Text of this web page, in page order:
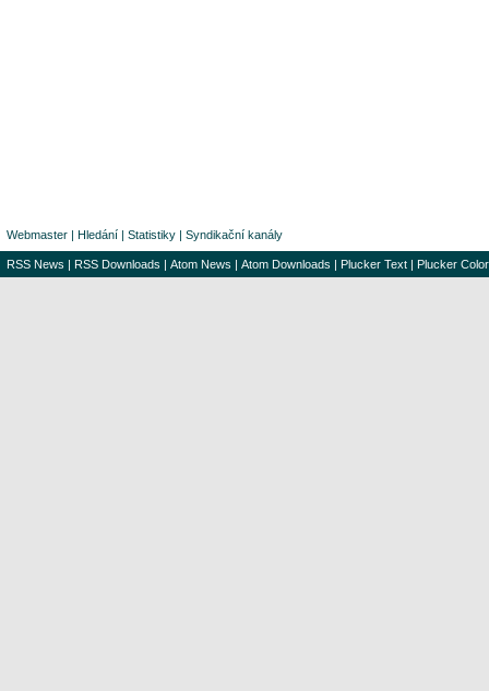
Webmaster | Hledání | Statistiky | Syndikační kanály
RSS News | RSS Downloads | Atom News | Atom Downloads | Plucker Text | Plucker Color